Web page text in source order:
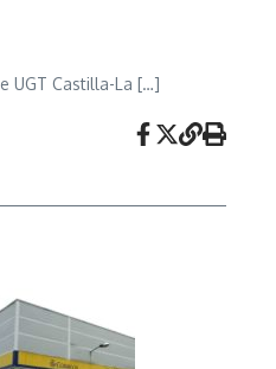
UGT Castilla-La […]